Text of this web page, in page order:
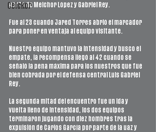
Ceickor
parte de Melchor López y Gabriel Rey.
Fue al 23 cuando Jared Torres abrió el marcador
para poner en ventaja al equipo visitante.
Nuestro equipo mantuvo la intensidad y busco el
empate, la recompensa llegó al 42 cuando se
señaló la pena máxima para los nuestros que fue
bien cobrada por el defensa central Luis Gabriel
Rey.
La segunda mitad del encuentro fue un ida y
vuelta lleno de intensidad, los dos equipos
terminaron jugando con diez hombres tras la
expulsión de Carlos García por parte de la uaz y